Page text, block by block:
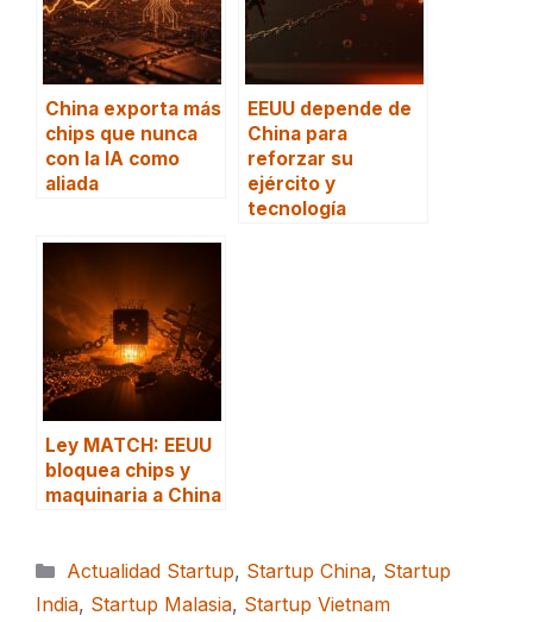
China exporta más
chips que nunca
con la IA como
aliada
EEUU depende de
China para
reforzar su
ejército y
tecnología
Ley MATCH: EEUU
bloquea chips y
maquinaria a China
Categorías
Actualidad Startup, Startup China, Startup
India, Startup Malasia, Startup Vietnam